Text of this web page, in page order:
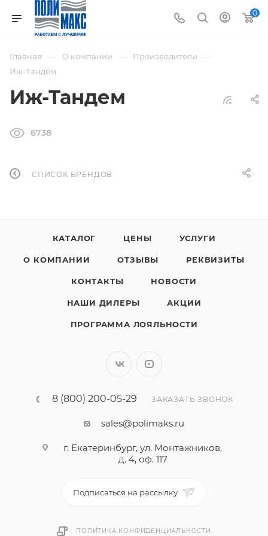
0
Главная — О компании — Производители —
Иж-Тандем
Иж-Тандем
6738
СПИСОК БРЕНДОВ
КАТАЛОГ ЦЕНЫ УСЛУГИ
О КОМПАНИИ ОТЗЫВЫ РЕКВИЗИТЫ
КОНТАКТЫ НОВОСТИ
НАШИ ДИЛЕРЫ АКЦИИ
ПРОГРАММА ЛОЯЛЬНОСТИ
8 (800) 200-05-29 ЗАКАЗАТЬ ЗВОНОК
sales@polimaks.ru
г. Екатеринбург, ул. Монтажников,
д. 4, оф. 117
Подписаться на рассылку
ПОЛИТИКА КОНФИДЕНЦИАЛЬНОСТИ